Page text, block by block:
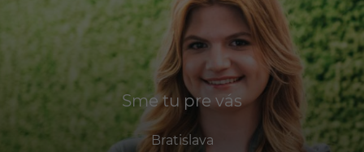
Sme tu pre vás
Bratislava